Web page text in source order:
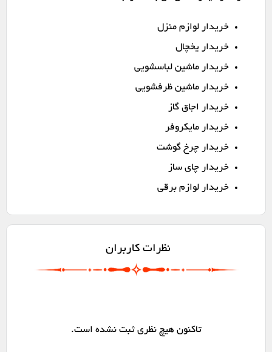
خریدار لوازم منزل
خریدار یخچال
خریدار ماشین لباسشویی
خریدار ماشین ظرفشویی
خریدار اجاق گاز
خریدار مایکروفر
خریدار چرخ گوشت
خریدار چای ساز
خریدار لوازم برقی
نظرات کاربران
تاکنون هیچ نظری ثبت نشده است.